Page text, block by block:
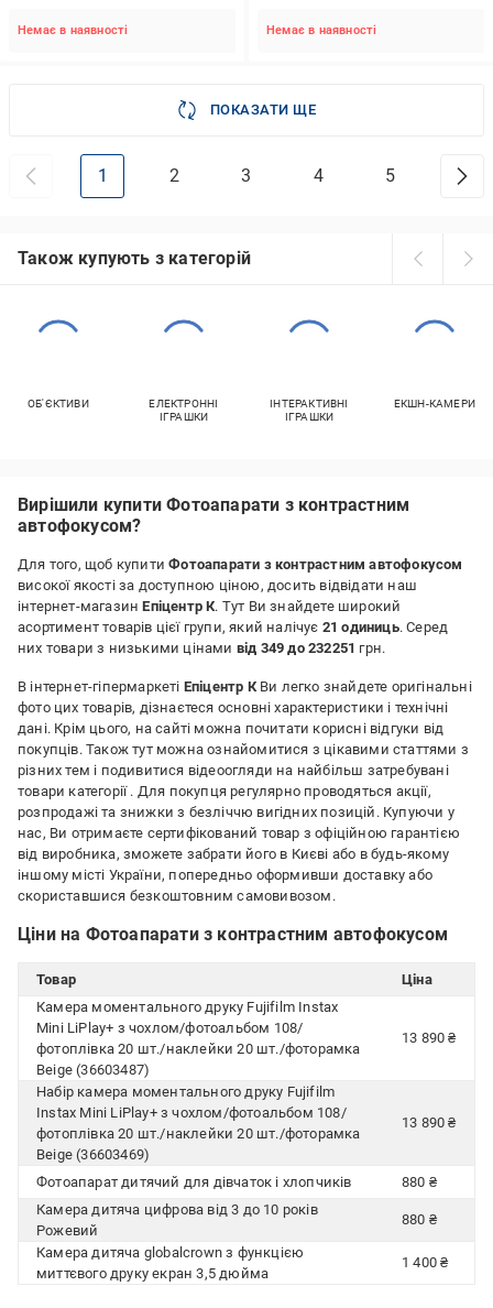
Немає в наявності Немає в наявності
ПОКАЗАТИ ЩЕ
1 2 3 4 5
Також купують з категорій
ОБ'ЄКТИВИ
ЕЛЕКТРОННІ
ІГРАШКИ
ІНТЕРАКТИВНІ
ІГРАШКИ
ЕКШН-КАМЕРИ
Вирішили купити Фотоапарати з контрастним
автофокусом?
Для того, щоб купитиФотоапарати з контрастним автофокусом
високої якості за доступною ціною, досить відвідати наш
інтернет-магазинЕпіцентр К. Тут Ви знайдете широкий
асортимент товарів цієї групи, який налічує 21 одиниць. Серед
них товари з низькими цінами від 349 до 232251 грн.
В інтернет-гіпермаркеті Епіцентр КВи легко знайдете оригінальні
фото цих товарів, дізнаєтеся основні характеристики і технічні
дані. Крім цього, на сайті можна почитати корисні відгуки від
покупців. Також тут можна ознайомитися з цікавими статтями з
різних тем і подивитися відеоогляди на найбільш затребувані
товари категорії . Для покупця регулярно проводяться акції,
розпродажі та знижки з безліччю вигідних позицій. Купуючи у
нас, Ви отримаєте сертифікований товар з офіційною гарантією
від виробника, зможете забрати його в Києві або в будь-якому
іншому місті України, попередньо оформивши доставку або
скориставшися безкоштовним самовивозом.
Ціни на Фотоапарати з контрастним автофокусом
Товар
Ціна
Камера моментального друку Fujifilm Instax
Mini LiPlay+ з чохлом/фотоальбом 108/
фотоплівка 20 шт./наклейки 20 шт./фоторамка
Beige (36603487)
13 890 ₴
Набір камера моментального друку Fujifilm
Instax Mini LiPlay+ з чохлом/фотоальбом 108/
фотоплівка 20 шт./наклейки 20 шт./фоторамка
Beige (36603469)
13 890 ₴
Фотоапарат дитячий для дівчаток і хлопчиків
880 ₴
Камера дитяча цифрова від 3 до 10 років
Рожевий
880 ₴
Камера дитяча globalcrown з функцією
миттєвого друку екран 3,5 дюйма
1 400 ₴